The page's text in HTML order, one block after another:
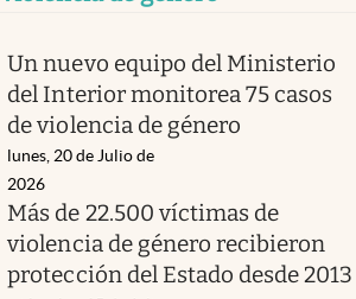
Un nuevo equipo del Ministerio
del Interior monitorea 75 casos
de violencia de género
lunes, 20 de Julio de
2026
Más de 22.500 víctimas de
violencia de género recibieron
protección del Estado desde 2013